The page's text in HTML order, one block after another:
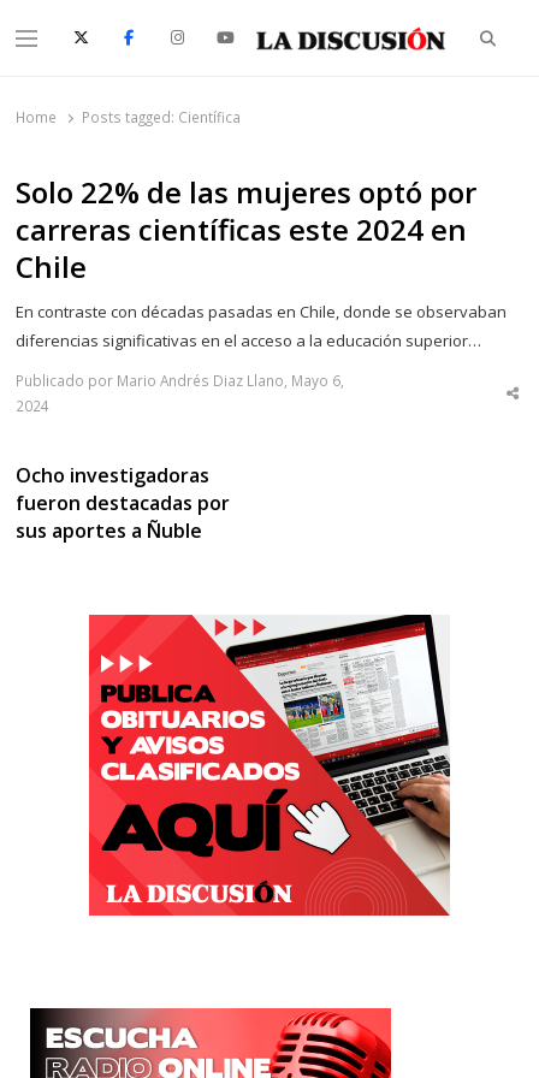
Menu
Home Posts tagged: Científica
Solo 22% de las mujeres optó por
carreras científicas este 2024 en
Chile
En contraste con décadas pasadas en Chile, donde se observaban
diferencias significativas en el acceso a la educación superior…
Publicado por Mario Andrés Diaz Llano, Mayo 6,
2024
Ocho investigadoras
fueron destacadas por
sus aportes a Ñuble